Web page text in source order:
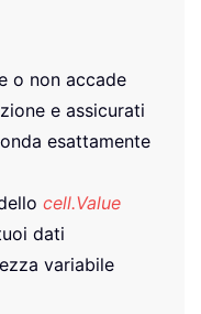
o non accade
e assicurati
esattamente
cell.Value
dati
variabile